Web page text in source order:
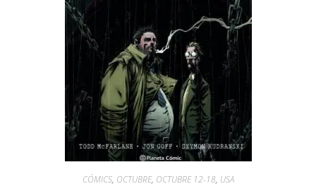
CÓMICS, OCTUBRE, OCTUBRE 12-18, USA